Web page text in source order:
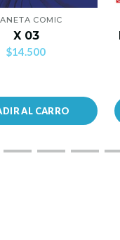
COMIC
X 03
$14.500
AL CARRO